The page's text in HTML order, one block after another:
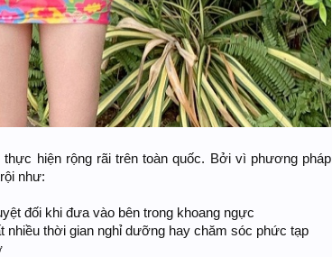
hiện rộng rãi trên toàn quốc. Bởi vì phương pháp
như:
đối khi đưa vào bên trong khoang ngực
nhiều thời gian nghỉ dưỡng hay chăm sóc phức tạp